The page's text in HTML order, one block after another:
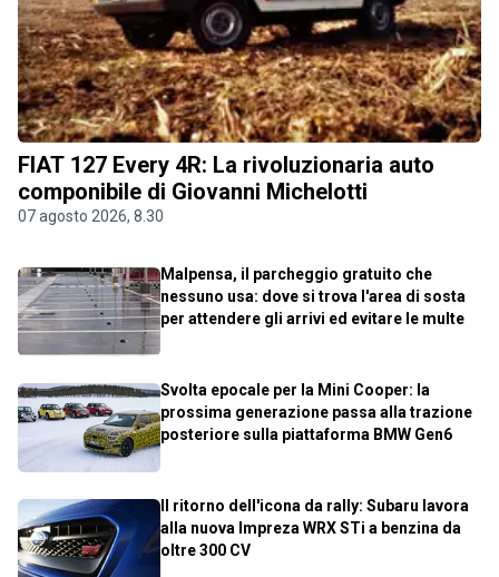
FIAT 127 Every 4R: La rivoluzionaria auto
componibile di Giovanni Michelotti
07 agosto 2026, 8.30
Malpensa, il parcheggio gratuito che
nessuno usa: dove si trova l'area di sosta
per attendere gli arrivi ed evitare le multe
Svolta epocale per la Mini Cooper: la
prossima generazione passa alla trazione
posteriore sulla piattaforma BMW Gen6
Il ritorno dell'icona da rally: Subaru lavora
alla nuova Impreza WRX STi a benzina da
oltre 300 CV